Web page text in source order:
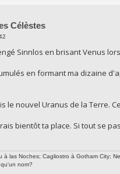
Célèstes
Sinnlos en brisant Venus
en formant ma dizaine
le nouvel Uranus de la Terre.
bientôt ta place. Si tout se
las Noches; Cagliostro à Gotham City;
nom?